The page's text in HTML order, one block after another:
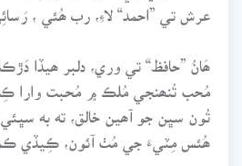
عرش تي ”احمد“ لاءِ، رب ھُئي ،
ھَانُ ”حافظ“ تي وري، دلبر ھيڏا
مُحب تُنھنجي مُلڪ ۾ مُحبت وارا
تُون سڀن جو آھين خالق، ته به سڀئي
ھُئس مِٽيءَ جي مُٺ آئون، ڪِيڏي